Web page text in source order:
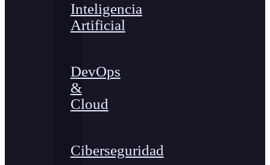
Inteligencia
Artificial
DevOps
&
Cloud
Ciberseguridad